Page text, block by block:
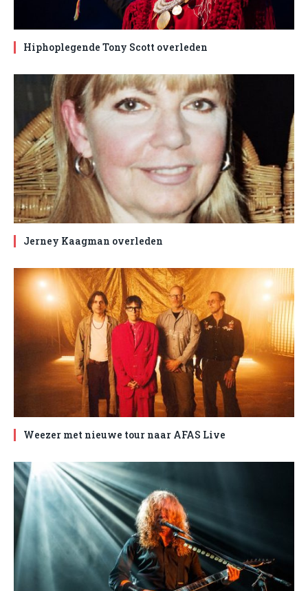
Hiphoplegende Tony Scott overleden
Jerney Kaagman overleden
Weezer met nieuwe tour naar AFAS Live